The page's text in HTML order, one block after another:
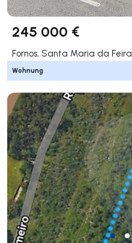
245 000 €
Fornos, Santa Maria da Feira
Wohnung